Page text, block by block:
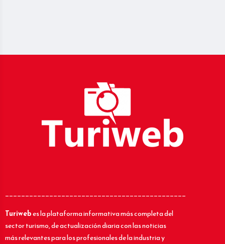
_____________________________________________
Turiwebes la plataforma informativa más completa del
sector turismo, de actualización diaria con las noticias
más relevantes para los profesionales de la industria y